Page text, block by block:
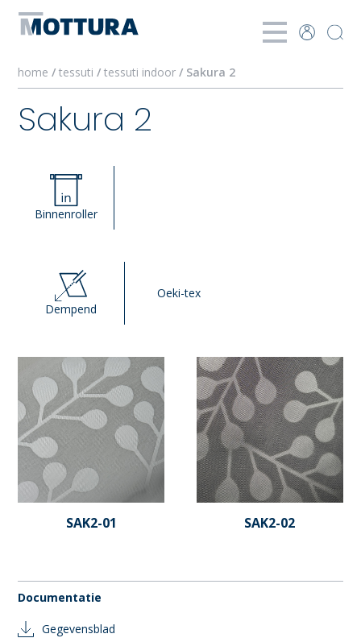
home /tessuti/tessuti indoor/ Sakura 2
Sakura 2
Binnenroller
Dempend
Oeki-tex
SAK2-01 SAK2-02
Documentatie
Gegevensblad